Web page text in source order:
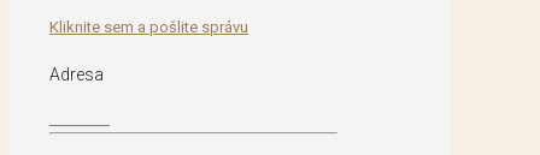
Kliknite sem a pošlite správu
Adresa